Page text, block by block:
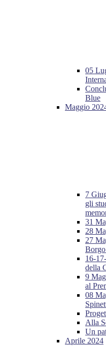
05
Blue
Maggio
7
gli
31
28
27
16-
della
9
al
08
Alla
Un
Aprile 2024